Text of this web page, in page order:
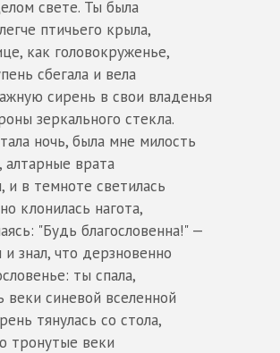
свете. Ты была
птичьего крыла,
как головокруженье,
сбегала и вела
сирень в свои владенья
зеркального стекла.
ночь, была мне милость
алтарные врата
и в темноте светилась
клонилась нагота,
"Будь благословенна!" —
и знал, что дерзновенно
ты спала,
веки синевой вселенной
тянулась со стола,
тронутые веки